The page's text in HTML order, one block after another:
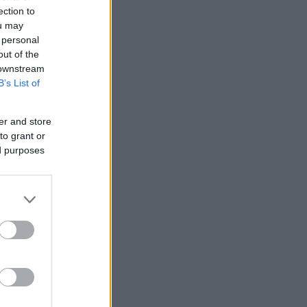
to
may
of the
List of
and store
grant or
purposes
50